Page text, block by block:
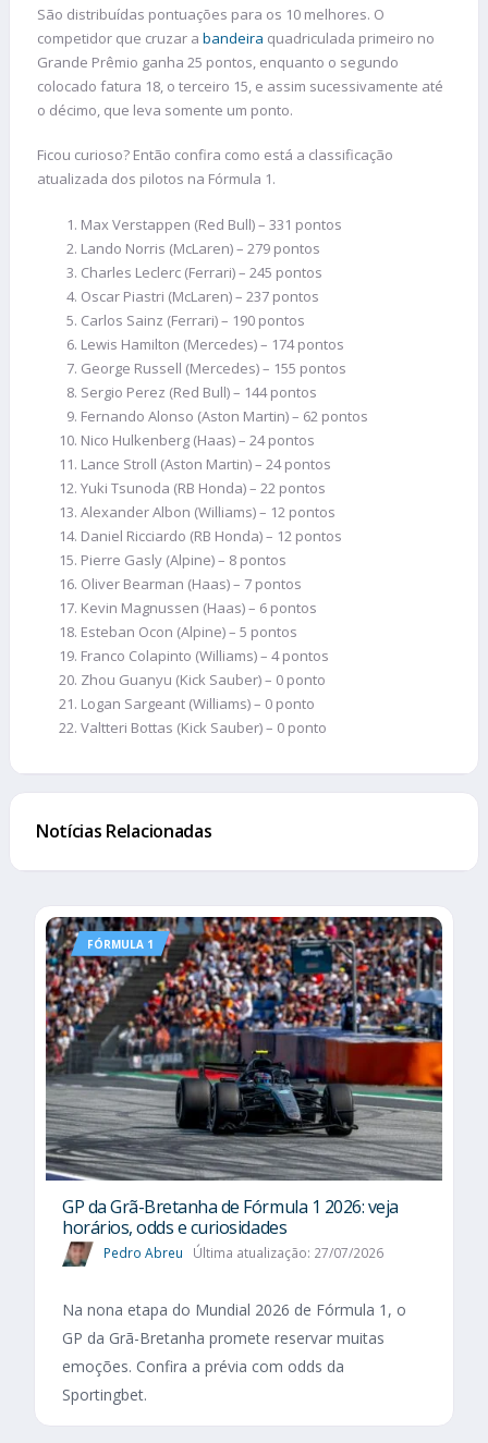
São distribuídas pontuações para os 10 melhores. O
competidor que cruzar a bandeira quadriculada primeiro no
Grande Prêmio ganha 25 pontos, enquanto o segundo
colocado fatura 18, o terceiro 15, e assim sucessivamente até
o décimo, que leva somente um ponto.
Ficou curioso? Então confira como está a classificação
atualizada dos pilotos na Fórmula 1.
Max Verstappen (Red Bull) – 331 pontos
Lando Norris (McLaren) – 279 pontos
Charles Leclerc (Ferrari) – 245 pontos
Oscar Piastri (McLaren) – 237 pontos
Carlos Sainz (Ferrari) – 190 pontos
Lewis Hamilton (Mercedes) – 174 pontos
George Russell (Mercedes) – 155 pontos
Sergio Perez (Red Bull) – 144 pontos
Fernando Alonso (Aston Martin) – 62 pontos
Nico Hulkenberg (Haas) – 24 pontos
Lance Stroll (Aston Martin) – 24 pontos
Yuki Tsunoda (RB Honda) – 22 pontos
Alexander Albon (Williams) – 12 pontos
Daniel Ricciardo (RB Honda) – 12 pontos
Pierre Gasly (Alpine) – 8 pontos
Oliver Bearman (Haas) – 7 pontos
Kevin Magnussen (Haas) – 6 pontos
Esteban Ocon (Alpine) – 5 pontos
Franco Colapinto (Williams) – 4 pontos
Zhou Guanyu (Kick Sauber) – 0 ponto
Logan Sargeant (Williams) – 0 ponto
Valtteri Bottas (Kick Sauber) – 0 ponto
Notícias Relacionadas
FÓRMULA 1
GP da Grã-Bretanha de Fórmula 1 2026: veja
horários, odds e curiosidades
Pedro Abreu Última atualização: 27/07/2026
Na nona etapa do Mundial 2026 de Fórmula 1, o
GP da Grã-Bretanha promete reservar muitas
emoções. Confira a prévia com odds da
Sportingbet.